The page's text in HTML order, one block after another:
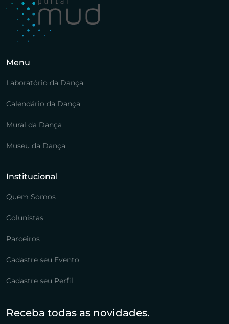
Menu
Laboratório da Dança
Calendário da Dança
Mural da Dança
Museu da Dança
Institucional
Quem Somos
Colunistas
Parceiros
Cadastre seu Evento
Cadastre seu Perfil
Receba todas as novidades.